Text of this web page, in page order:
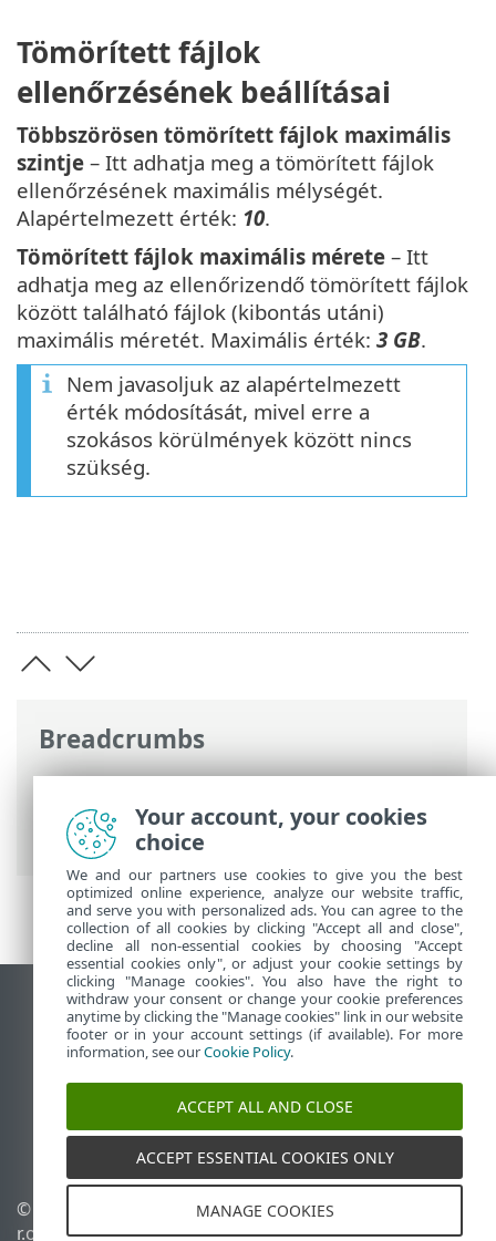
Breadcrumbs
ESET Online súgó>ESET Endpoint
Security >További beállítások>Védelmi
funkciók
>E-mail védelem> ThreatSense
Tömörített fájlok
ellenőrzésének beállításai
Többszörösen tömörített fájlok maximális
szintje – Itt adhatja meg a tömörített fájlok
ellenőrzésének maximális mélységét.
Alapértelmezett érték: 10.
Tömörített fájlok maximális mérete – Itt
adhatja meg az ellenőrizendő tömörített fájlok
között található fájlok (kibontás utáni)
maximális méretét. Maximális érték: 3 GB.
Nem javasoljuk az alapértelmezett
érték módosítását, mivel erre a
szokásos körülmények között nincs
szükség.
Asztali webhely megtekintése
End of Life
Az ESET tudásbázisa
ESET Fórum
ESET Status Portal
Regionális támogatás
© 1992 - 2026 ESET, spol. s
r.o. – Minden jog
Cookie-szabályzat
Your account, your cookies
choice
We and our partners use cookies to give you the best
optimized online experience, analyze our website traffic,
and serve you with personalized ads. You can agree to the
collection of all cookies by clicking "Accept all and close",
decline all non-essential cookies by choosing "Accept
essential cookies only", or adjust your cookie settings by
clicking "Manage cookies". You also have the right to
withdraw your consent or change your cookie preferences
anytime by clicking the "Manage cookies" link in our website
footer or in your account settings (if available). For more
information, see ourCookie Policy.
ACCEPT ALL AND CLOSE
ACCEPT ESSENTIAL COOKIES ONLY
MANAGE COOKIES